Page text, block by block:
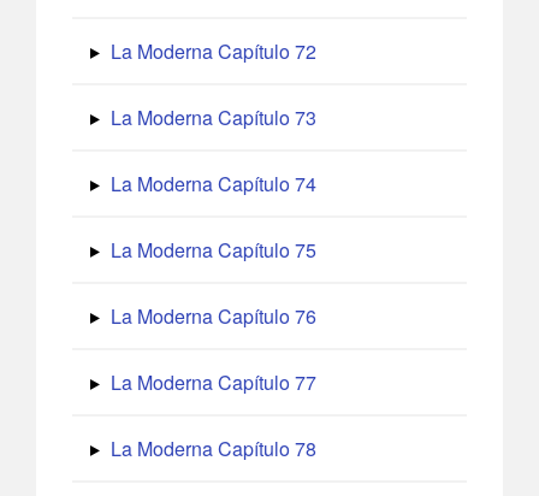
La Moderna Capítulo 72
La Moderna Capítulo 73
La Moderna Capítulo 74
La Moderna Capítulo 75
La Moderna Capítulo 76
La Moderna Capítulo 77
La Moderna Capítulo 78